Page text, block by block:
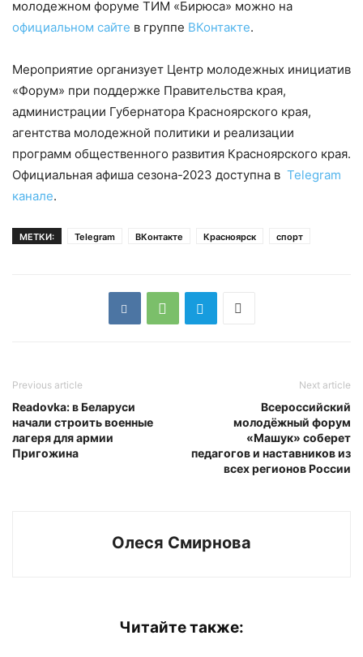
молодежном форуме ТИМ «Бирюса» можно на
официальном сайте в группе ВКонтакте.
Мероприятие организует Центр молодежных инициатив
«Форум» при поддержке Правительства края,
администрации Губернатора Красноярского края,
агентства молодежной политики и реализации
программ общественного развития Красноярского края.
Официальная афиша сезона-2023 доступна в Telegram
канале.
МЕТКИ: Telegram ВКонтакте Красноярск спорт
Previous article
Readovka: в Беларуси
начали строить военные
лагеря для армии
Пригожина
Next article
Всероссийский
молодёжный форум
«Машук» соберет
педагогов и наставников из
всех регионов России
Олеся Смирнова
Читайте также: